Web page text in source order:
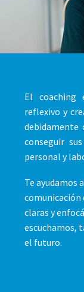
El coaching
reflexivo y
debidamente
conseguir
personal y
Te ayudamos
claras y
escuchamos,
el futuro.